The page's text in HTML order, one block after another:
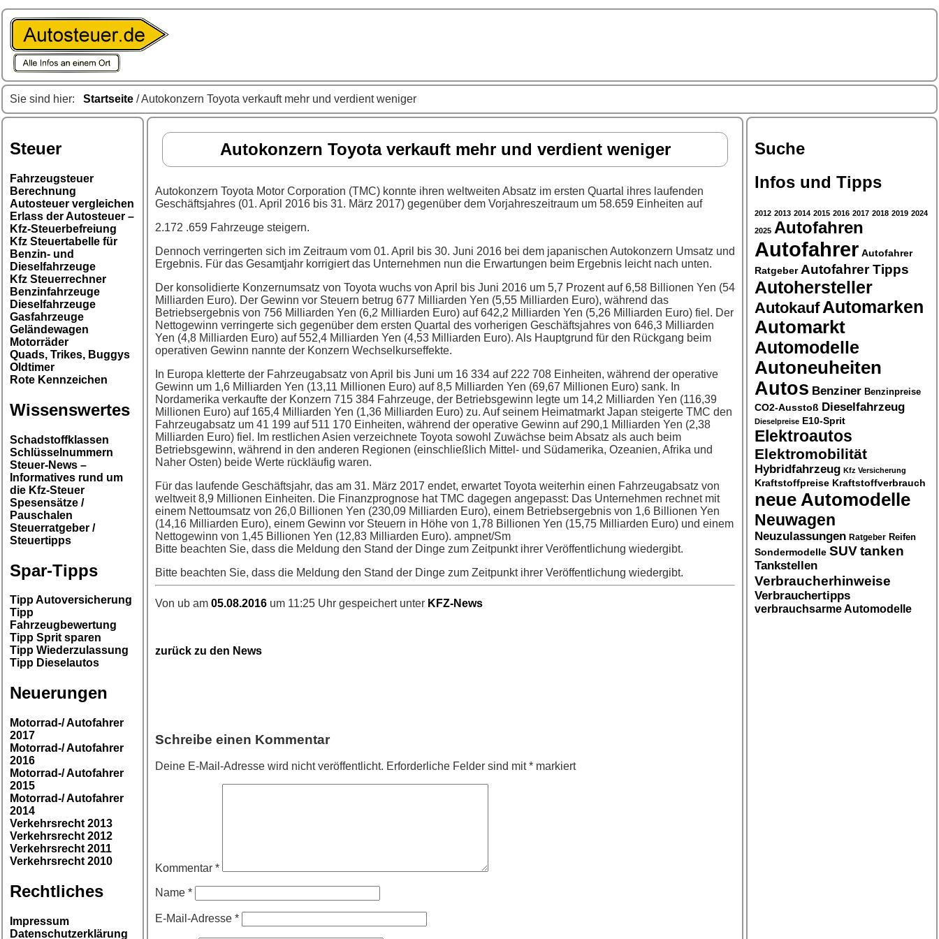
Sie sind hier: Startseite / Autokonzern Toyota verkauft mehr und verdient weniger
Steuer
Fahrzeugsteuer
Berechnung
Autosteuer vergleichen
Erlass der Autosteuer –
Kfz-Steuerbefreiung
Kfz Steuertabelle für
Benzin- und
Dieselfahrzeuge
Kfz Steuerrechner
Benzinfahrzeuge
Dieselfahrzeuge
Gasfahrzeuge
Geländewagen
Motorräder
Quads, Trikes, Buggys
Oldtimer
Rote Kennzeichen
Wissenswertes
Schadstoffklassen
Schlüsselnummern
Steuer-News –
Informatives rund um
die Kfz-Steuer
Spesensätze /
Pauschalen
Steuerratgeber /
Steuertipps
Spar-Tipps
Tipp Autoversicherung
Tipp
Fahrzeugbewertung
Tipp Sprit sparen
Tipp Wiederzulassung
Tipp Dieselautos
Neuerungen
Motorrad-/ Autofahrer
2017
Motorrad-/ Autofahrer
2016
Motorrad-/ Autofahrer
2015
Motorrad-/ Autofahrer
2014
Verkehrsrecht 2013
Verkehrsrecht 2012
Verkehrsrecht 2011
Verkehrsrecht 2010
Rechtliches
Impressum
Datenschutzerklärung
Autokonzern Toyota verkauft mehr und verdient weniger
Autokonzern Toyota Motor Corporation (TMC) konnte ihren weltweiten Absatz im ersten Quartal ihres laufenden
Geschäftsjahres (01. April 2016 bis 31. März 2017) gegenüber dem Vorjahreszeitraum um 58.659 Einheiten auf
2.172 .659 Fahrzeuge steigern.
Dennoch verringerten sich im Zeitraum vom 01. April bis 30. Juni 2016 bei dem japanischen Autokonzern Umsatz und
Ergebnis. Für das Gesamtjahr korrigiert das Unternehmen nun die Erwartungen beim Ergebnis leicht nach unten.
Der konsolidierte Konzernumsatz von Toyota wuchs von April bis Juni 2016 um 5,7 Prozent auf 6,58 Billionen Yen (54
Milliarden Euro). Der Gewinn vor Steuern betrug 677 Milliarden Yen (5,55 Milliarden Euro), während das
Betriebsergebnis von 756 Milliarden Yen (6,2 Milliarden Euro) auf 642,2 Milliarden Yen (5,26 Milliarden Euro) fiel. Der
Nettogewinn verringerte sich gegenüber dem ersten Quartal des vorherigen Geschäftsjahres von 646,3 Milliarden
Yen (4,8 Milliarden Euro) auf 552,4 Milliarden Yen (4,53 Milliarden Euro). Als Hauptgrund für den Rückgang beim
operativen Gewinn nannte der Konzern Wechselkurseffekte.
In Europa kletterte der Fahrzeugabsatz von April bis Juni um 16 334 auf 222 708 Einheiten, während der operative
Gewinn um 1,6 Milliarden Yen (13,11 Millionen Euro) auf 8,5 Milliarden Yen (69,67 Millionen Euro) sank. In
Nordamerika verkaufte der Konzern 715 384 Fahrzeuge, der Betriebsgewinn legte um 14,2 Milliarden Yen (116,39
Millionen Euro) auf 165,4 Milliarden Yen (1,36 Milliarden Euro) zu. Auf seinem Heimatmarkt Japan steigerte TMC den
Fahrzeugabsatz um 41 199 auf 511 170 Einheiten, während der operative Gewinn auf 290,1 Milliarden Yen (2,38
Milliarden Euro) fiel. Im restlichen Asien verzeichnete Toyota sowohl Zuwächse beim Absatz als auch beim
Betriebsgewinn, während in den anderen Regionen (einschließlich Mittel- und Südamerika, Ozeanien, Afrika und
Naher Osten) beide Werte rückläufig waren.
Für das laufende Geschäftsjahr, das am 31. März 2017 endet, erwartet Toyota weiterhin einen Fahrzeugabsatz von
weltweit 8,9 Millionen Einheiten. Die Finanzprognose hat TMC dagegen angepasst: Das Unternehmen rechnet mit
einem Nettoumsatz von 26,0 Billionen Yen (230,09 Milliarden Euro), einem Betriebsergebnis von 1,6 Billionen Yen
(14,16 Milliarden Euro), einem Gewinn vor Steuern in Höhe von 1,78 Billionen Yen (15,75 Milliarden Euro) und einem
Nettogewinn von 1,45 Billionen Yen (12,83 Milliarden Euro). ampnet/Sm
Bitte beachten Sie, dass die Meldung den Stand der Dinge zum Zeitpunkt ihrer Veröffentlichung wiedergibt.
Bitte beachten Sie, dass die Meldung den Stand der Dinge zum Zeitpunkt ihrer Veröffentlichung wiedergibt.
Von ub am 05.08.2016 um 11:25 Uhr gespeichert unter KFZ-News
zurück zu den News
Schreibe einen Kommentar
Deine E-Mail-Adresse wird nicht veröffentlicht. Erforderliche Felder sind mit* markiert
Kommentar *
Name *
E-Mail-Adresse *
Suche
Infos und Tipps
2012 2013 2014 2015 2016 2017 2018 2019 2024
2025 Autofahren
Autofahrer Autofahrer
Ratgeber Autofahrer Tipps
Autohersteller
Autokauf Automarken
Automarkt
Automodelle
Autoneuheiten
Autos Benziner Benzinpreise
CO2-Ausstoß Dieselfahrzeug
Dieselpreise E10-Sprit
Elektroautos
Elektromobilität
Hybridfahrzeug Kfz Versicherung
Kraftstoffpreise Kraftstoffverbrauch
neue Automodelle
Neuwagen
Neuzulassungen Ratgeber Reifen
Sondermodelle SUVtanken
Tankstellen
Verbraucherhinweise
Verbrauchertipps
verbrauchsarme Automodelle